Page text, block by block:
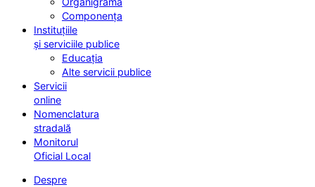
Componența
Instituțiile
și serviciile publice
Educația
Alte servicii publice
Servicii
online
Nomenclatura
stradală
Monitorul
Oficial Local
Despre